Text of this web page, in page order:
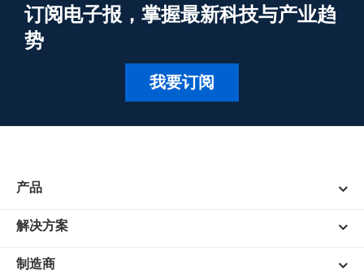
订阅电子报，掌握最新科技与产业趋
势
我要订阅
产品
解决方案
制造商